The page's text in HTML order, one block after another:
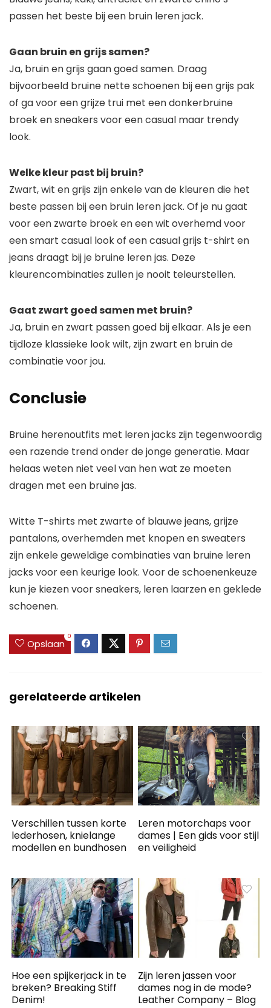
passen het beste bij een bruin leren jack.
Gaan bruin en grijs samen?
Ja, bruin en grijs gaan goed samen. Draag
bijvoorbeeld bruine nette schoenen bij een grijs pak
of ga voor een grijze trui met een donkerbruine
broek en sneakers voor een casual maar trendy
look.
Welke kleur past bij bruin?
Zwart, wit en grijs zijn enkele van de kleuren die het
beste passen bij een bruin leren jack. Of je nu gaat
voor een zwarte broek en een wit overhemd voor
een smart casual look of een casual grijs t-shirt en
jeans draagt ​​bij je bruine leren jas. Deze
kleurencombinaties zullen je nooit teleurstellen.
Gaat zwart goed samen met bruin?
Ja, bruin en zwart passen goed bij elkaar. Als je een
tijdloze klassieke look wilt, zijn zwart en bruin de
combinatie voor jou.
Conclusie
Bruine herenoutfits met leren jacks zijn tegenwoordig
een razende trend onder de jonge generatie. Maar
helaas weten niet veel van hen wat ze moeten
dragen met een bruine jas.
Witte T-shirts met zwarte of blauwe jeans, grijze
pantalons, overhemden met knopen en sweaters
zijn enkele geweldige combinaties van bruine leren
jacks voor een keurige look. Voor de schoenenkeuze
kun je kiezen voor sneakers, leren laarzen en geklede
schoenen.
Opslaan
0
gerelateerde artikelen
Verschillen tussen korte
lederhosen, knielange
modellen en bundhosen
Leren motorchaps voor
dames | Een gids voor stijl
en veiligheid
Hoe een spijkerjack in te
breken? Breaking Stiff
Denim!
Zijn leren jassen voor
dames nog in de mode?
Leather Company – Blog